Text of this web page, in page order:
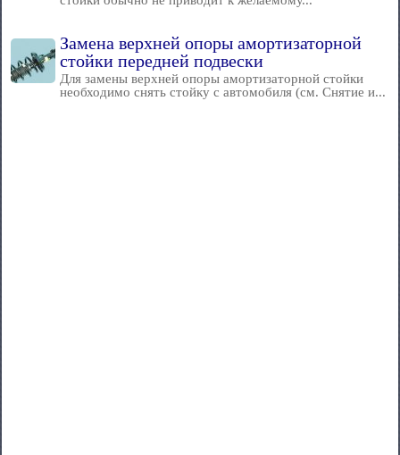
Замена верхней опоры амортизаторной
стойки передней подвески
Для замены верхней опоры амортизаторной стойки
необходимо снять стойку с автомобиля (см. Снятие и...